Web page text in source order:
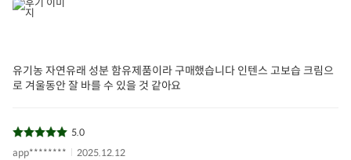
유기농 자연유래 성분 함유제품이라 구매했습니다 인텐스 고보습 크림으
로 겨울동안 잘 바를 수 있을 것 같아요
5.0
app********
2025.12.12